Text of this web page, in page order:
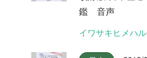
鑑 音声
ヒメハルゼミ
昆虫 2018/07/06